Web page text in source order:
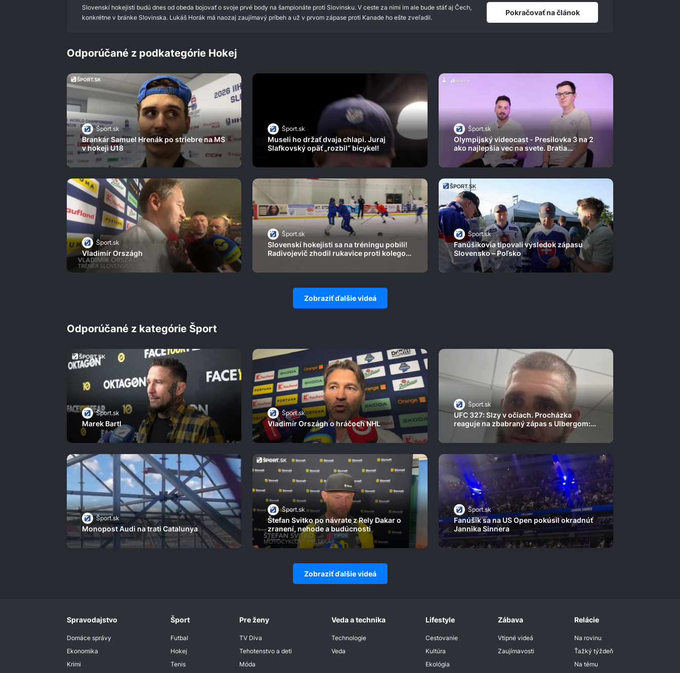
Slovenskí hokejisti budú dnes od obeda bojovať o svoje prvé body na šampionáte proti Slovinsku. V ceste za nimi im ale bude stáť aj Čech,
konkrétne v bránke Slovinska. Lukáš Horák má naozaj zaujímavý príbeh a už v prvom zápase proti Kanade ho ešte zveľadil.
Pokračovať na článok
Odporúčané z podkategórie Hokej
Šport.sk
Brankár Samuel Hrenák po striebre na MS
v hokeji U18
Šport.sk
Museli ho držať dvaja chlapi. Juraj
Slafkovský opäť „rozbil“ bicykel!
Šport.sk
Olympijský videocast - Presilovka 3 na 2
ako najlepšia vec na svete. Bratia
Gašparovi sú majstri sveta v športe
budúcnosti
Šport.sk
Vladimír Országh
Šport.sk
Slovenskí hokejisti sa na tréningu pobili!
Radivojevič zhodil rukavice proti kolegovi
Šport.sk
Fanúšikovia tipovali výsledok zápasu
Slovensko – Poľsko
Zobraziť ďalšie videá
Odporúčané z kategórie Šport
Šport.sk
Marek Bartl
Šport.sk
Vladimír Országh o hráčoch NHL
Šport.sk
UFC 327: Slzy v očiach. Procházka
reaguje na zbabraný zápas s Ulbergom:
Šport.sk
Monopost Audi na trati Catalunya
Šport.sk
Štefan Svitko po návrate z Rely Dakar o
zranení, nehode a budúcnosti
Šport.sk
Fanúšik sa na US Open pokúsil okradnúť
Jannika Sinnera
Zobraziť ďalšie videá
Spravodajstvo
Domáce správy
Ekonomika
Krimi
Šport
Futbal
Hokej
Tenis
Pre ženy
TV Diva
Tehotenstvo a deti
Móda
Veda a technika
Technologie
Veda
Lifestyle
Cestovanie
Kultúra
Ekológia
Zábava
Vtipné videá
Zaujímavosti
Relácie
Na rovinu
Ťažký týždeň
Na tému